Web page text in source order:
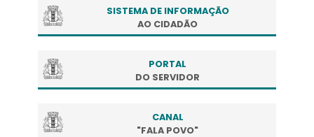
SISTEMA DE INFORMAÇÃO
AO CIDADÃO
PORTAL
DO SERVIDOR
CANAL
"FALA POVO"